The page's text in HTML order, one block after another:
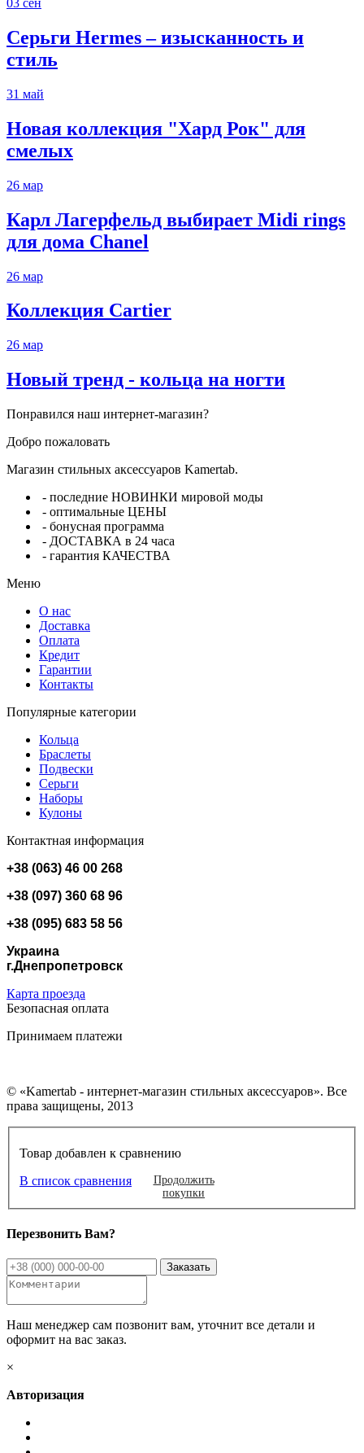
03 сен
Серьги Hermes – изысканность и
стиль
31 май
Новая коллекция "Хард Рок" для
смелых
26 мар
Карл Лагерфельд выбирает Midi rings
для дома Chanel
26 мар
Коллекция Cartier
26 мар
Новый тренд - кольца на ногти
Понравился наш интернет-магазин?
Добро пожаловать
Магазин стильных аксессуаров Kamertab.
- последние НОВИНКИ мировой моды
- оптимальные ЦЕНЫ
- бонусная программа
- ДОСТАВКА в 24 часа
- гарантия КАЧЕСТВА
Меню
О нас
Доставка
Оплата
Кредит
Гарантии
Контакты
Популярные категории
Кольца
Браслеты
Подвески
Серьги
Наборы
Кулоны
Контактная информация
+38 (063) 46 00 268
+38 (097) 360 68 96
+38 (095) 683 58 56
Украина
г.Днепропетровск
Карта проезда
Безопасная оплата
Принимаем платежи
© «Kamertab - интернет-магазин стильных аксессуаров». Все
права защищены, 2013
Товар добавлен к сравнению
В список сравнения
Продолжить
покупки
Перезвонить Вам?
Наш менеджер сам позвонит вам, уточнит все детали и
оформит на вас заказ.
×
Авторизация